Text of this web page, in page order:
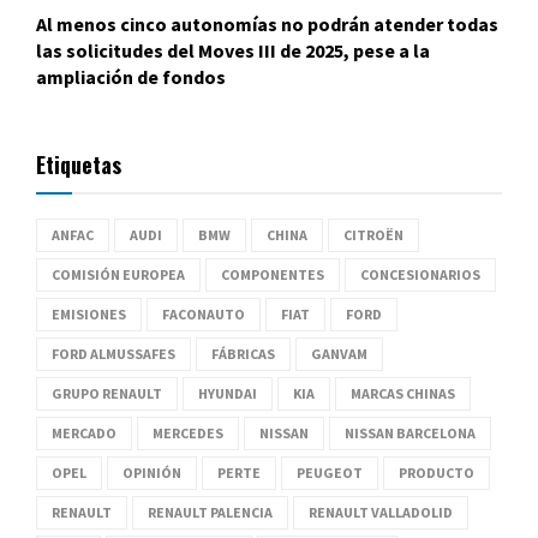
Al menos cinco autonomías no podrán atender todas
las solicitudes del Moves III de 2025, pese a la
ampliación de fondos
Etiquetas
ANFAC AUDI BMW CHINA CITROËN
COMISIÓN EUROPEA COMPONENTES CONCESIONARIOS
EMISIONES FACONAUTO FIAT FORD
FORD ALMUSSAFES FÁBRICAS GANVAM
GRUPO RENAULT HYUNDAI KIA MARCAS CHINAS
MERCADO MERCEDES NISSAN NISSAN BARCELONA
OPEL OPINIÓN PERTE PEUGEOT PRODUCTO
RENAULT RENAULT PALENCIA RENAULT VALLADOLID